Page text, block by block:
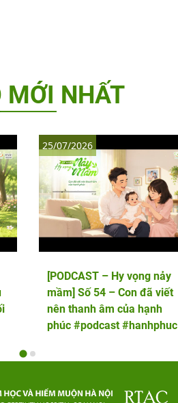
MỚI NHẤT
[PODCAST – Hy vọng nảy
mầm] Số 54 – Con đã viết
nên thanh âm của hạnh
phúc #podcast #hanhphuc
25/07/2026